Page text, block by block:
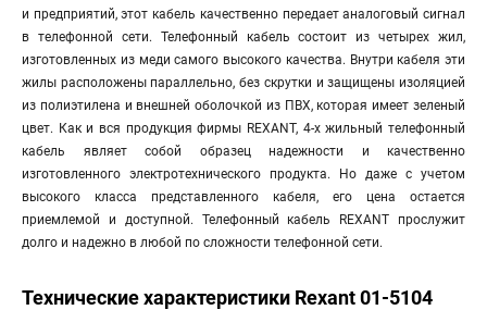
и предприятий, этот кабель качественно передает аналоговый сигнал
в телефонной сети. Телефонный кабель состоит из четырех жил,
изготовленных из меди самого высокого качества. Внутри кабеля эти
жилы расположены параллельно, без скрутки и защищены изоляцией
из полиэтилена и внешней оболочкой из ПВХ, которая имеет зеленый
цвет. Как и вся продукция фирмы REXANT, 4-х жильный телефонный
кабель являет собой образец надежности и качественно
изготовленного электротехнического продукта. Но даже с учетом
высокого класса представленного кабеля, его цена остается
приемлемой и доступной. Телефонный кабель REXANT прослужит
долго и надежно в любой по сложности телефонной сети.
Технические характеристики Rexant 01-5104